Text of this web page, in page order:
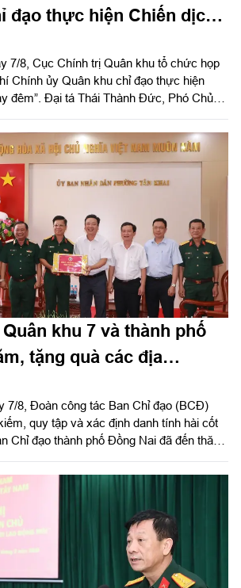
đạo thực hiện Chiến dịch
7/8, Cục Chính trị Quân khu tổ chức họp
Chính ủy Quân khu chỉ đạo thực hiện
đêm”. Đại tá Thái Thành Đức, Phó Chủ
khu 7 và thành phố
tặng quà các địa
tìm kiếm, quy tập hài cốt
7/8, Đoàn công tác Ban Chỉ đạo (BCĐ)
quy tập và xác định danh tính hài cốt
Chỉ đạo thành phố Đồng Nai đã đến thăm,
Bình Long), thành phố Đồng Nai -
đã hỗ trợ, đồng hành trong hoạt động
cầu siêu các anh hùng liệt sĩ tại xã
Trần Chí Tâm, Ủy viên Thường vụ
ủy Quân khu, Trưởng BCĐ Quân khu làm